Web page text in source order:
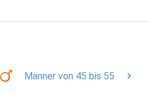
Männer von 45 bis 55